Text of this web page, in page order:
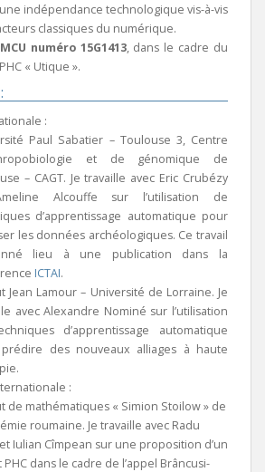
indépendance technologique vis-à-vis
classiques du numérique.
numéro 15G1413, dans le cadre du
« Utique ».
:
Paul Sabatier – Toulouse 3, Centre
et de génomique de
– CAGT. Je travaille avec Eric Crubézy
Alcouffe sur l’utilisation de
d’apprentissage automatique pour
les données archéologiques. Ce travail
lieu à une publication dans la
ICTAI.
Jean Lamour – Université de Lorraine. Je
avec Alexandre Nominé sur l’utilisation
d’apprentissage automatique
des nouveaux alliages à haute
:
de mathématiques « Simion Stoilow » de
roumaine. Je travaille avec Radu
Iulian Cîmpean sur une proposition d’un
dans le cadre de l’appel Brâncusi-